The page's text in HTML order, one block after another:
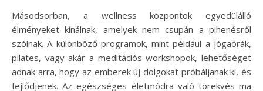
Másodsorban, a wellness központok egyedülálló
élményeket kínálnak, amelyek nem csupán a pihenésről
szólnak. A különböző programok, mint például a jógaórák,
pilates, vagy akár a meditációs workshopok, lehetőséget
adnak arra, hogy az emberek új dolgokat próbáljanak ki, és
fejlődjenek. Az egészséges életmódra való törekvés ma